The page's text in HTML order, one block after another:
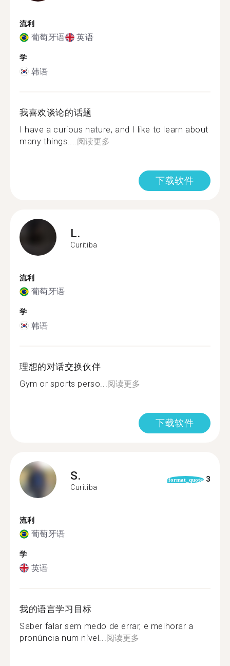
流利
葡萄牙语 英语
学
韩语
我喜欢谈论的话题
I have a curious nature, and I like to learn about
many things.... 阅读更多
下载软件
L.
Curitiba
流利
葡萄牙语
学
韩语
理想的对话交换伙伴
Gym or sports perso... 阅读更多
下载软件
S.
Curitiba
format_quote 3
流利
葡萄牙语
学
英语
我的语言学习目标
Saber falar sem medo de errar, e melhorar a
pronúncia num nível... 阅读更多